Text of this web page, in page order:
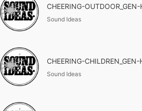
CHEERING-
Sound Ideas
CHEERING-
Sound Ideas